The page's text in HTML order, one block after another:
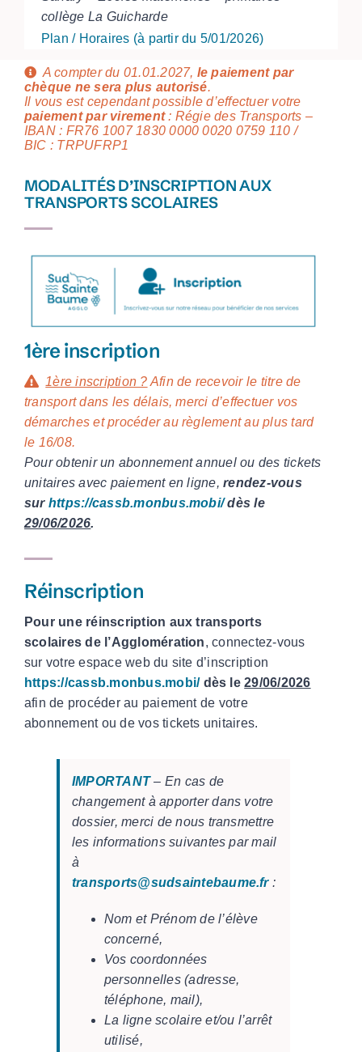
collège La Guicharde
Plan / Horaires (à partir du 5/01/2026)
A compter du 01.01.2027, le paiement par
chèque ne sera plus autorisé.
Il vous est cependant possible d’effectuer votre
paiement par virement: Régie des Transports –
IBAN : FR76 1007 1830 0000 0020 0759 110 /
BIC : TRPUFRP1
MODALITÉS D’INSCRIPTION AUX
TRANSPORTS SCOLAIRES
1ère inscription
1ère inscription ? Afin de recevoir le titre de
transport dans les délais, merci d’effectuer vos
démarches et procéder au règlement au plus tard
le 16/08.
Pour obtenir un abonnement annuel ou des tickets
unitaires avec paiement en ligne,rendez-vous
sur https://cassb.monbus.mobi/dès le
29/06/2026.
Réinscription
Pour une réinscription aux transports
scolaires de l’Agglomération, connectez-vous
sur votre espace web du site d’inscription
https://cassb.monbus.mobi/ dès le29/06/2026
afin de procéder au paiement de votre
abonnement ou de vos tickets unitaires.
IMPORTANT– En cas de
changement à apporter dans votre
dossier, merci de nous transmettre
les informations suivantes par mail
à
transports@sudsaintebaume.fr:
Nom et Prénom de l’élève
concerné,
Vos coordonnées
personnelles (adresse,
téléphone, mail),
La ligne scolaire et/ou l’arrêt
utilisé,